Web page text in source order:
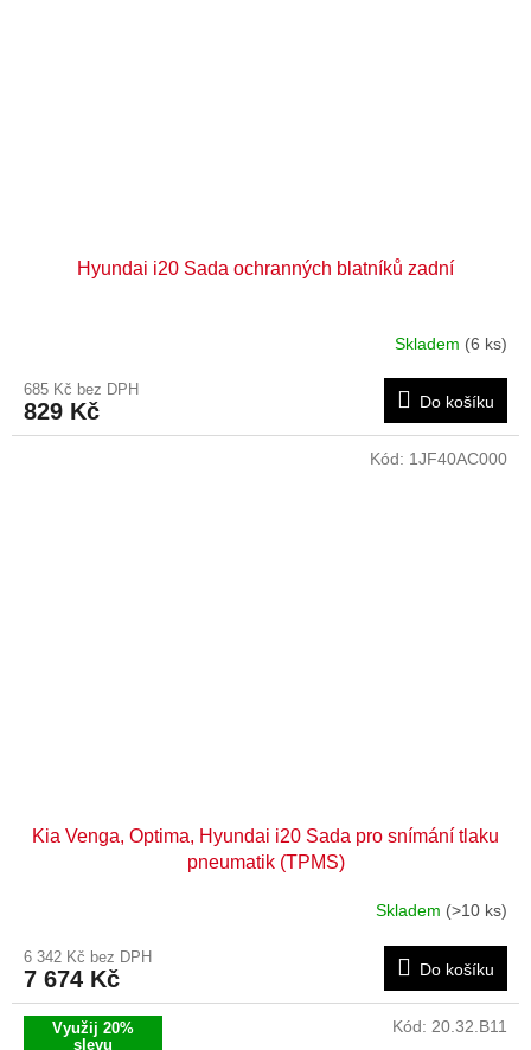
Hyundai i20 Sada ochranných blatníků zadní
Skladem (6 ks)
685 Kč bez DPH
829 Kč Do košíku
Kia Venga, Optima, Hyundai i20 Sada pro snímání tlaku
pneumatik (TPMS)
Skladem (>10 ks)
6 342 Kč bez DPH
7 674 Kč Do košíku
Kód: 1JF40AC000
Využij 20%
slevu
Kód: 20.32.B11